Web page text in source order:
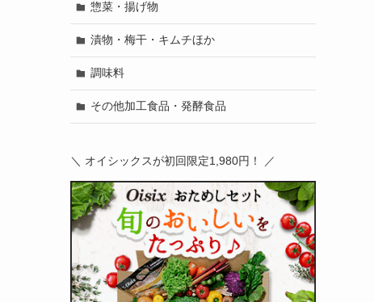
惣菜・揚げ物
漬物・梅干・キムチほか
調味料
その他加工食品・発酵食品
＼ オイシックスが初回限定1,980円！ ／